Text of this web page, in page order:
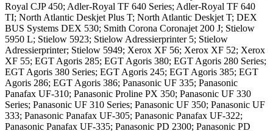
Royal CJP 450; Adler-Royal TF 640 Series; Adler-Royal TF 640
TI; North Atlantic Deskjet Plus T; North Atlantic Deskjet T; DEX
BUS Systems DEX 530; Smith Corona Coronajet 200 J; Stielow
5950 L; Stielow 5923; Stielow Adressierprinter 5; Stielow
Adressierprinter; Stielow 5949; Xerox XF 56; Xerox XF 52; Xerox
XF 55; EGT Agoris 285; EGT Agoris 380; EGT Agoris 280 Series;
EGT Agoris 380 Series; EGT Agoris 245; EGT Agoris 385; EGT
Agoris 286; EGT Agoris 386; Panasonic UF 335; Panasonic
Panafax UF-310; Panasonic Proline PX 350; Panasonic UF 330
Series; Panasonic UF 310 Series; Panasonic UF 350; Panasonic UF
333; Panasonic Panafax UF-305; Panasonic Panafax UF-322;
Panasonic Panafax UF-335; Panasonic PD 2300; Panasonic PD